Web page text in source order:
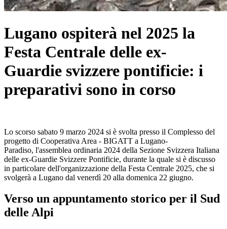
Lugano ospiterà nel 2025 la
Festa Centrale delle ex-
Guardie svizzere pontificie: i
preparativi sono in corso
Lo scorso sabato 9 marzo 2024 si è svolta presso il Complesso del
progetto di Cooperativa Area - BIGATT a Lugano-
Paradiso, l'assemblea ordinaria 2024 della Sezione Svizzera Italiana
delle ex-Guardie Svizzere Pontificie, durante la quale si è discusso
in particolare dell'organizzazione della Festa Centrale 2025, che si
svolgerà a Lugano dal venerdì 20 alla domenica 22 giugno.
Verso un appuntamento storico per il Sud
delle Alpi